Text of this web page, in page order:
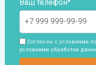
Ваш телефон*
Согласен с условиями
условиями обработки